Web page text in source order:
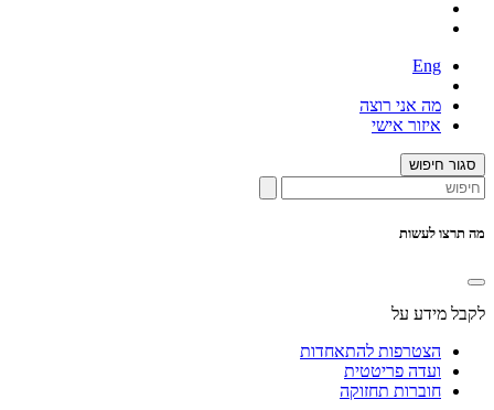
Eng
מה אני רוצה
איזור אישי
סגור חיפוש
מה תרצו לעשות
לקבל מידע על
הצטרפות להתאחדות
ועדה פריטטית
חוברות תחזוקה